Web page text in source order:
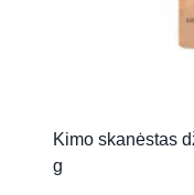
Kimo skanėstas
g